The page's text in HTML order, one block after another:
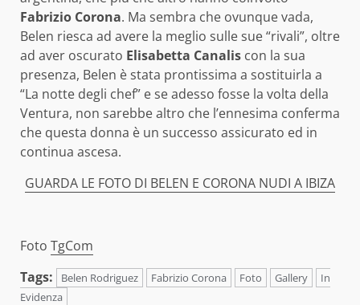
Fabrizio Corona. Ma sembra che ovunque vada,
Belen riesca ad avere la meglio sulle sue “rivali”, oltre
ad aver oscurato Elisabetta Canalis con la sua
presenza, Belen è stata prontissima a sostituirla a
“La notte degli chef” e se adesso fosse la volta della
Ventura, non sarebbe altro che l’ennesima conferma
che questa donna è un successo assicurato ed in
continua ascesa.
GUARDA LE FOTO DI BELEN E CORONA NUDI A IBIZA
Foto TgCom
Tags:
Belen Rodriguez Fabrizio Corona Foto Gallery
In
Evidenza